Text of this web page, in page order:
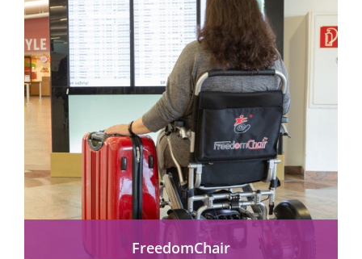
FreedomChair